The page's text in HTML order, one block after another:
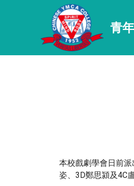
青
本校戲劇學會日前
姿、3D鄭思潁及4C